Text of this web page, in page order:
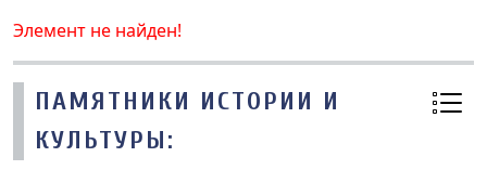
Элемент не найден!
ПАМЯТНИКИ ИСТОРИИ И
КУЛЬТУРЫ: